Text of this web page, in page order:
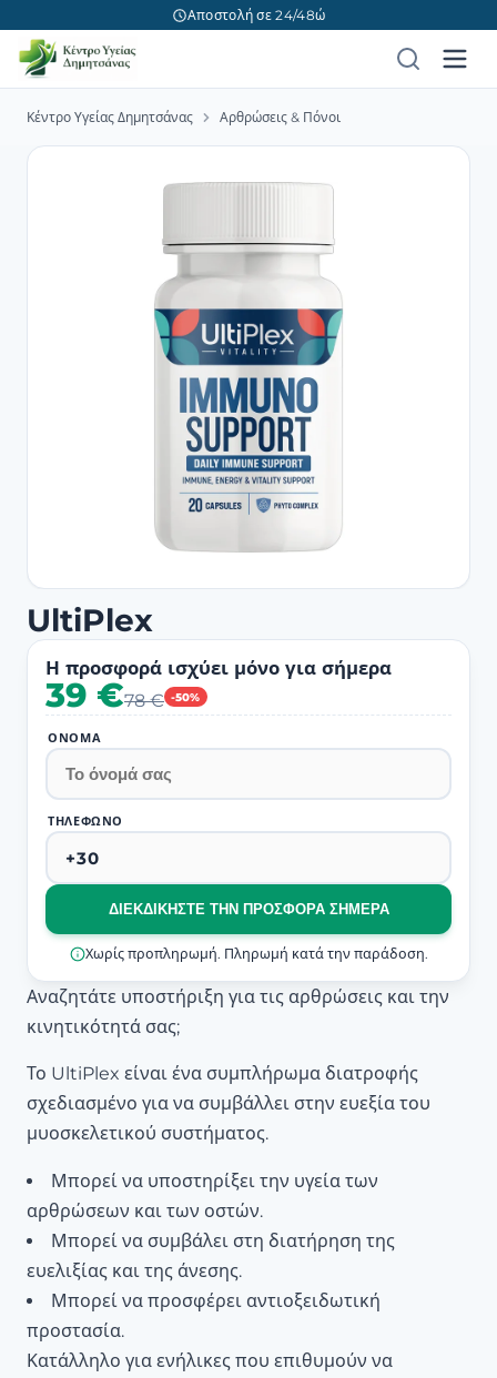
Αποστολή σε 24/48ώ
Κέντρο Υγείας Δημητσάνας Αρθρώσεις & Πόνοι
UltiPlex
Η προσφορά ισχύει μόνο για σήμερα
-50%
39 €78 €
ΌΝΟΜΑ
ΤΗΛΈΦΩΝΟ
ΔΙΕΚΔΙΚΉΣΤΕ ΤΗΝ ΠΡΟΣΦΟΡΆ ΣΉΜΕΡΑ
Χωρίς προπληρωμή. Πληρωμή κατά την παράδοση.
Αναζητάτε υποστήριξη για τις αρθρώσεις και την
κινητικότητά σας;
Το UltiPlex είναι ένα συμπλήρωμα διατροφής
σχεδιασμένο για να συμβάλλει στην ευεξία του
μυοσκελετικού συστήματος.
Μπορεί να υποστηρίξει την υγεία των
αρθρώσεων και των οστών.
Μπορεί να συμβάλει στη διατήρηση της
ευελιξίας και της άνεσης.
Μπορεί να προσφέρει αντιοξειδωτική
προστασία.
Κατάλληλο για ενήλικες που επιθυμούν να